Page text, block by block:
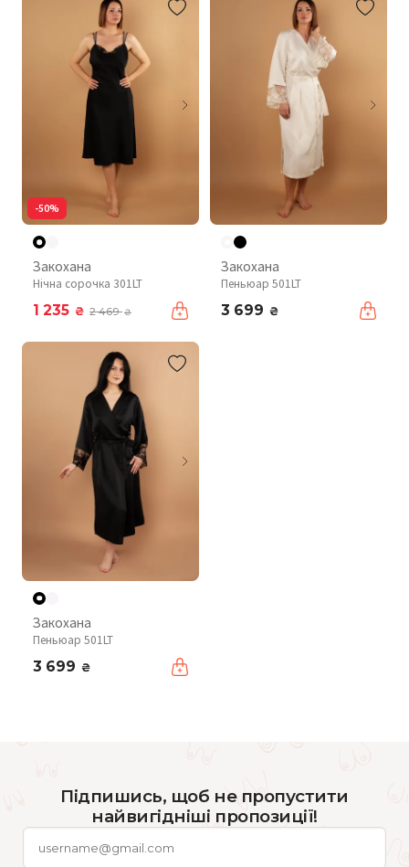
-50%
Закохана
Нічна сорочка 301LT
1 235 ₴ 2 469₴
Закохана
Пеньюар 501LT
3 699 ₴
Закохана
Пеньюар 501LT
3 699 ₴
Підпишись, щоб не пропустити
найвигідніші пропозиції!